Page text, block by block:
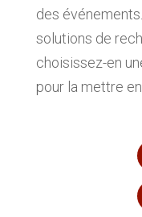
des
solutions de
choisissez-en
pour la mettre